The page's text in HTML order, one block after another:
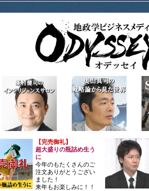
【完売御礼】
超大盛りの瓶詰め生う
に
今年のもたくさんのご
注文ありがとうござい
ました！
来年もお楽しみに！！